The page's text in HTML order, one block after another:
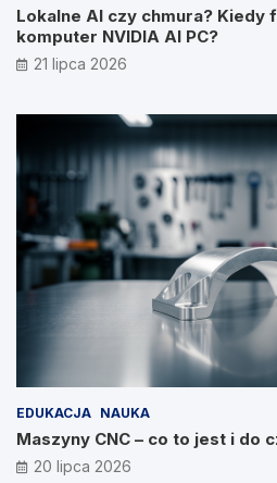
Lokalne AI czy chmura? Kiedy
komputer NVIDIA AI PC?
21 lipca 2026
EDUKACJA NAUKA
Maszyny CNC – co to jest i do
20 lipca 2026